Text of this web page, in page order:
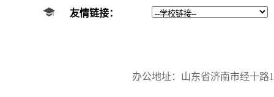
友情链接：
办公地址：山东省济南市经十路